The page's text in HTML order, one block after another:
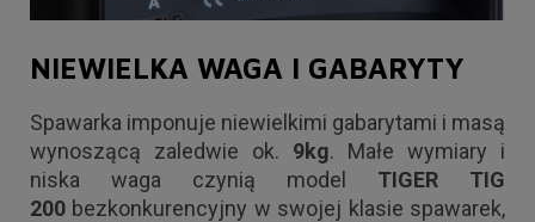
NIEWIELKA WAGA I GABARYTY
Spawarka imponuje niewielkimi gabarytami i masą
wynoszącą zaledwie ok. 9kg. Małe wymiary i
niska waga czynią model TIGER TIG
200 bezkonkurencyjny w swojej klasie spawarek,